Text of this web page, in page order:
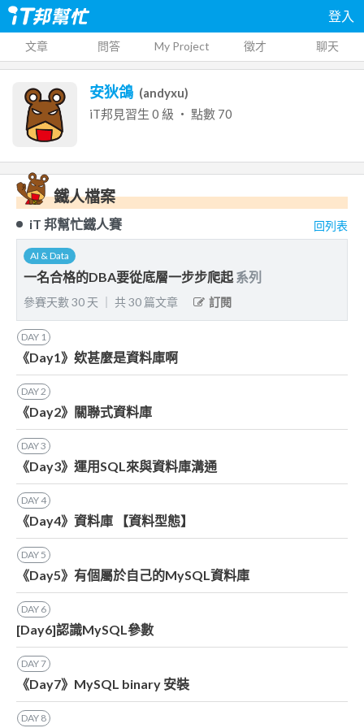
登入
文章 問答 My Project 徵才 聊天
安狄鴿 (andyxu)
iT邦見習生 0 級 ‧ 點數 70
鐵人檔案
iT 邦幫忙鐵人賽 回列表
AI & Data
一名合格的DBA要從底層一步步爬起 系列
參賽天數30 天 共30 篇文章 訂閱
DAY 1
《Day1》欸甚麼是資料庫啊
DAY2
《Day2》關聯式資料庫
DAY3
《Day3》運用SQL來與資料庫溝通
DAY4
《Day4》資料庫 【資料型態】
DAY5
《Day5》有個屬於自己的MySQL資料庫
DAY 6
[Day6]認識MySQL參數
DAY7
《Day7》MySQL binary 安裝
DAY 8